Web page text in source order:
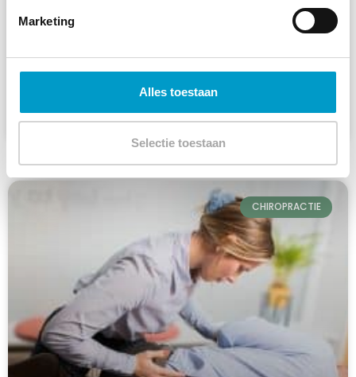
Marketing
Alles toestaan
Selectie toestaan
schouderbladen? Dit kan je er tegen doen ->
Lees verder »
CHIROPRACTIE